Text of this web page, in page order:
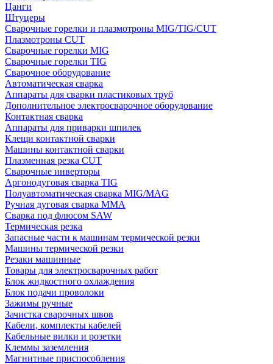
Цанги
Штуцеры
Сварочные горелки и плазмотроны MIG/TIG/CUT
Плазмотроны CUT
Сварочные горелки MIG
Сварочные горелки TIG
Сварочное оборудование
Автоматическая сварка
Аппараты для сварки пластиковых труб
Дополнительное электросварочное оборудование
Контактная сварка
Аппараты для приварки шпилек
Клещи контактной сварки
Машины контактной сварки
Плазменная резка CUT
Сварочные инверторы
Аргонодуговая сварка TIG
Полуавтоматическая сварка MIG/MAG
Ручная дуговая сварка MMA
Сварка под флюсом SAW
Термическая резка
Запасные части к машинам термической резки
Машины термической резки
Резаки машинные
Товары для электросварочных работ
Блок жидкостного охлаждения
Блок подачи проволоки
Зажимы ручные
Зачистка сварочных швов
Кабели, комплекты кабелей
Кабельные вилки и розетки
Клеммы заземления
Магнитные приспособления